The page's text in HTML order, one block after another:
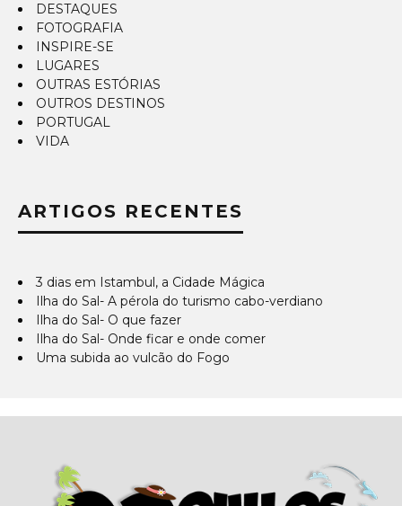
DESTAQUES
FOTOGRAFIA
INSPIRE-SE
LUGARES
OUTRAS ESTÓRIAS
OUTROS DESTINOS
PORTUGAL
VIDA
ARTIGOS RECENTES
3 dias em Istambul, a Cidade Mágica
Ilha do Sal- A pérola do turismo cabo-verdiano
Ilha do Sal- O que fazer
Ilha do Sal- Onde ficar e onde comer
Uma subida ao vulcão do Fogo